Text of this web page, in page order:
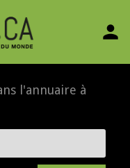
person
l'annuaire à